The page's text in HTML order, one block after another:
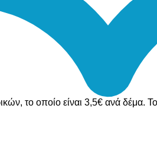
το οποίο είναι 3,5€ ανά